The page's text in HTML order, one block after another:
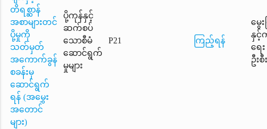
တိရစ္ဆာန်
အစာများတင်
ပို့မှုကို
သတ်မှတ်
အကောက်ခွန်
စခန်းမှ
ဆောင်ရွက်
ရန် (အမွှေး
အတောင်
များ)
ပို့ကုန်နှင့်
ဆက်စပ်
သောစီမံ
ဆောင်ရွက်
မှုများ
P21 ကြည့်ရန်
မွေး
နှ
ရေး
ဦးစီ